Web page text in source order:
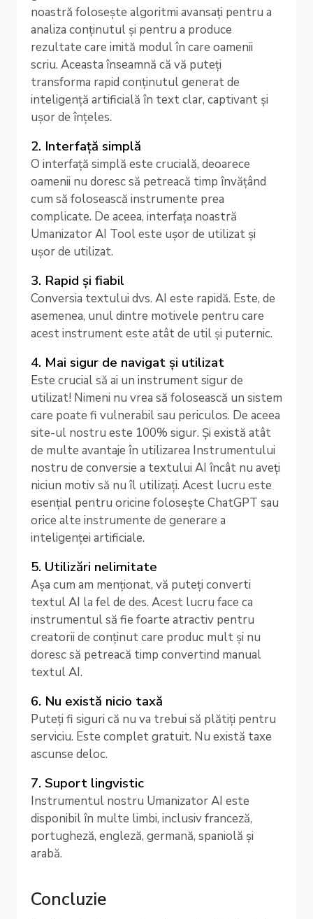
noastră folosește algoritmi avansați pentru a
analiza conținutul și pentru a produce
rezultate care imită modul în care oamenii
scriu. Aceasta înseamnă că vă puteți
transforma rapid conținutul generat de
inteligență artificială în text clar, captivant și
ușor de înțeles.
2. Interfață simplă
O interfață simplă este crucială, deoarece
oamenii nu doresc să petreacă timp învățând
cum să folosească instrumente prea
complicate. De aceea, interfața noastră
Umanizator AI Tool este ușor de utilizat și
ușor de utilizat.
3. Rapid și fiabil
Conversia textului dvs. AI este rapidă. Este, de
asemenea, unul dintre motivele pentru care
acest instrument este atât de util și puternic.
4. Mai sigur de navigat și utilizat
Este crucial să ai un instrument sigur de
utilizat! Nimeni nu vrea să folosească un sistem
care poate fi vulnerabil sau periculos. De aceea
site-ul nostru este 100% sigur. Și există atât
de multe avantaje în utilizarea Instrumentului
nostru de conversie a textului AI încât nu aveți
niciun motiv să nu îl utilizați. Acest lucru este
esențial pentru oricine folosește ChatGPT sau
orice alte instrumente de generare a
inteligenței artificiale.
5. Utilizări nelimitate
Așa cum am menționat, vă puteți converti
textul AI la fel de des. Acest lucru face ca
instrumentul să fie foarte atractiv pentru
creatorii de conținut care produc mult și nu
doresc să petreacă timp convertind manual
textul AI.
6. Nu există nicio taxă
Puteți fi siguri că nu va trebui să plătiți pentru
serviciu. Este complet gratuit. Nu există taxe
ascunse deloc.
7. Suport lingvistic
Instrumentul nostru Umanizator AI este
disponibil în multe limbi, inclusiv franceză,
portugheză, engleză, germană, spaniolă și
arabă.
Concluzie